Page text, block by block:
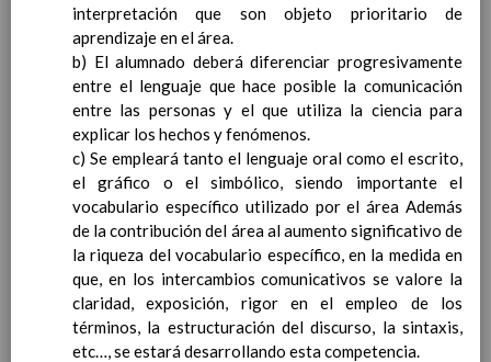
Ãrea de Lengua Extranjera
Objetivos del Ã¡rea
ContribuciÃ³n del Ã¡rea a
las competencias clave
ConcreciÃ³n curricular
para la etapa. Perfiles de
Ã¡rea y de
competencias
En revisiÃ³n
Ãrea de Ciencias de la
Naturaleza
Objetivos del Ã¡rea
interpretación que son objeto prioritario de
aprendizaje en el área.
b) El alumnado deberá diferenciar progresivamente
entre el lenguaje que hace posible la comunicación
entre las personas y el que utiliza la ciencia para
explicar los hechos y fenómenos.
c) Se empleará tanto el lenguaje oral como el escrito,
el gráfico o el simbólico, siendo importante el
vocabulario específico utilizado por el área Además
de la contribución del área al aumento significativo de
la riqueza del vocabulario específico, en la medida en
que, en los intercambios comunicativos se valore la
claridad, exposición, rigor en el empleo de los
términos, la estructuración del discurso, la sintaxis,
etc…, se estará desarrollando esta competencia.